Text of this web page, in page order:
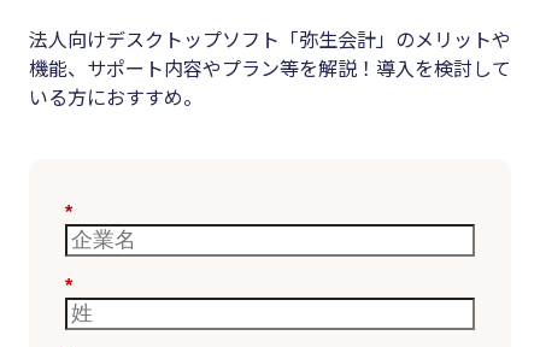
法人向けデスクトップソフト「弥生会計」のメリットや
機能、サポート内容やプラン等を解説！導入を検討して
いる方におすすめ。
*
*